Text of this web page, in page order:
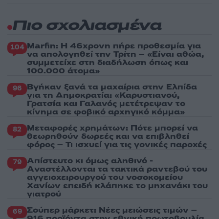
Πιο σχολιασμένα
104 Marfin: Η 46χρονη πήρε προθεσμία για
να απολογηθεί την Τρίτη – «Είναι αθώα,
συμμετείχε στη διαδήλωση όπως και
100.000 άτομα»
96 Βγήκαν ξανά τα μαχαίρια στην Ελπίδα
για τη Δημοκρατία: «Καρυστιανού,
Γρατσία και Γαλανός μετέτρεψαν το
κίνημα σε φοβικό αρχηγικό κόμμα»
82 Μεταφορές χρημάτων: Πότε μπορεί να
θεωρηθούν δωρεές και να επιβληθεί
φόρος – Τι ισχυεί για τις γονικές παροχές
79 Απίστευτο κι όμως αληθινό -
Aναστέλλονται τα τακτικά ραντεβού του
αγγειοχειρουργού του νοσοκομείου
Χανίων επειδή κλάπηκε το μηχανάκι του
γιατρού
69 Σούπερ μάρκετ: Νέες μειώσεις τιμών –